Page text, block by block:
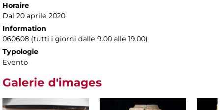
Horaire
Dal 20 aprile 2020
Information
060608 (tutti i giorni dalle 9.00 alle 19.00)
Typologie
Evento
Galerie d'images